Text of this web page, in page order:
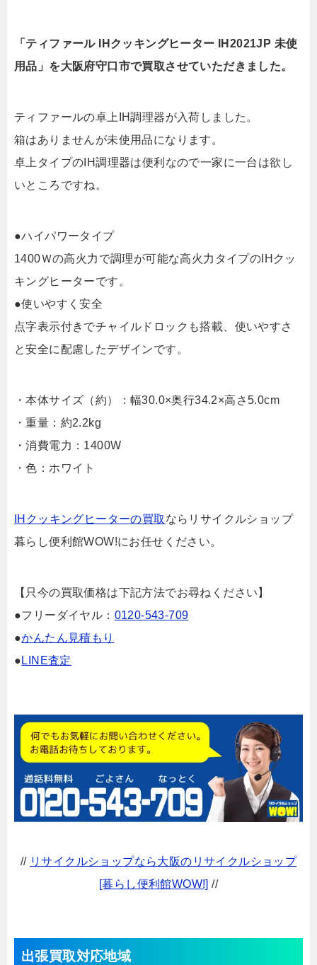
「ティファール IHクッキングヒーター IH2021JP 未使
用品」を大阪府守口市で買取させていただきました。
ティファールの卓上IH調理器が入荷しました。
箱はありませんが未使用品になります。
卓上タイプのIH調理器は便利なので一家に一台は欲し
いところですね。
●ハイパワータイプ
1400Ｗの高火力で調理が可能な高火力タイプのIHクッ
キングヒーターです。
●使いやすく安全
点字表示付きでチャイルドロックも搭載、使いやすさ
と安全に配慮したデザインです。
・本体サイズ（約）：幅30.0×奥行34.2×高さ5.0cm
・重量：約2.2kg
・消費電力：1400W
・色：ホワイト
IHクッキングヒーターの買取 ならリサイクルショップ
暮らし便利館WOW!にお任せください。
【只今の買取価格は下記方法でお尋ねください】
●フリーダイヤル： 0120-543-709
●かんたん見積もり
● LINE査定
// リサイクルショップなら大阪のリサイクルショップ
[暮らし便利館WOW!] //
出張買取対応地域